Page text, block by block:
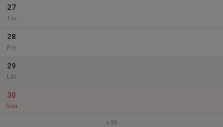
27
Tor
28
Fre
29
Lör
30
Sön
v.36